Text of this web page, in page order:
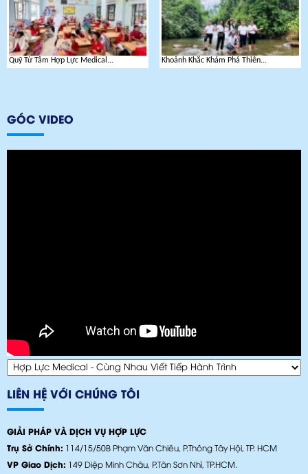
Quỹ Từ Tâm Hợp Lực Medical... Khoảnh Khắc Khám Phá Thiên...
GÓC VIDEO
LIÊN HỆ VỚI CHÚNG TÔI
GIẢI PHÁP VÀ DỊCH VỤ HỢP LỰC
Trụ Sở Chính: 114/15/50B Phạm Văn Chiêu, P.Thông Tây Hội, TP. HCM
VP Giao Dịch: 149 Diệp Minh Châu, P.Tân Sơn Nhì, TP.HCM.